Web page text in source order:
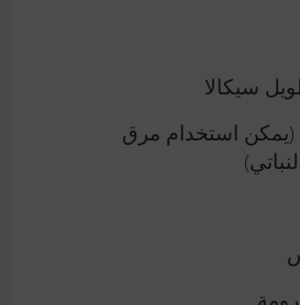
سيكالا
(يمكن استخدام مرق